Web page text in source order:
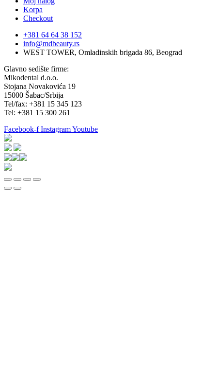
Korpa
Checkout
+381 64 64 38 152
info@mdbeauty.rs
WEST TOWER, Omladinskih brigada 86, Beograd
Glavno sedište firme:
Mikodental d.o.o.
Stojana Novakovića 19
15000 Šabac/Srbija
Tel/fax: +381 15 345 123
Tel: +381 15 300 261
Facebook-f InstagramYoutube